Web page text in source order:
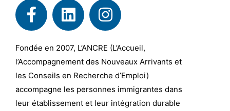
Fondée en 2007, L’ANCRE (L’Accueil,
l’Accompagnement des Nouveaux Arrivants et
les Conseils en Recherche d’Emploi)
accompagne les personnes immigrantes dans
leur établissement et leur intégration durable